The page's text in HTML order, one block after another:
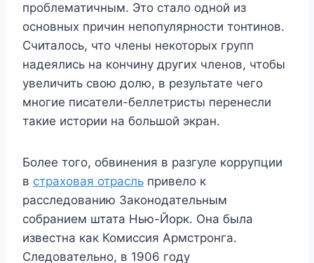
проблематичным. Это стало одной из
основных причин непопулярности тонтинов.
Считалось, что члены некоторых групп
надеялись на кончину других членов, чтобы
увеличить свою долю, в результате чего
многие писатели-беллетристы перенесли
такие истории на большой экран.
Более того, обвинения в разгуле коррупции
в страховая отрасль привело к
расследованию Законодательным
собранием штата Нью-Йорк. Она была
известна как Комиссия Армстронга.
Следовательно, в 1906 году